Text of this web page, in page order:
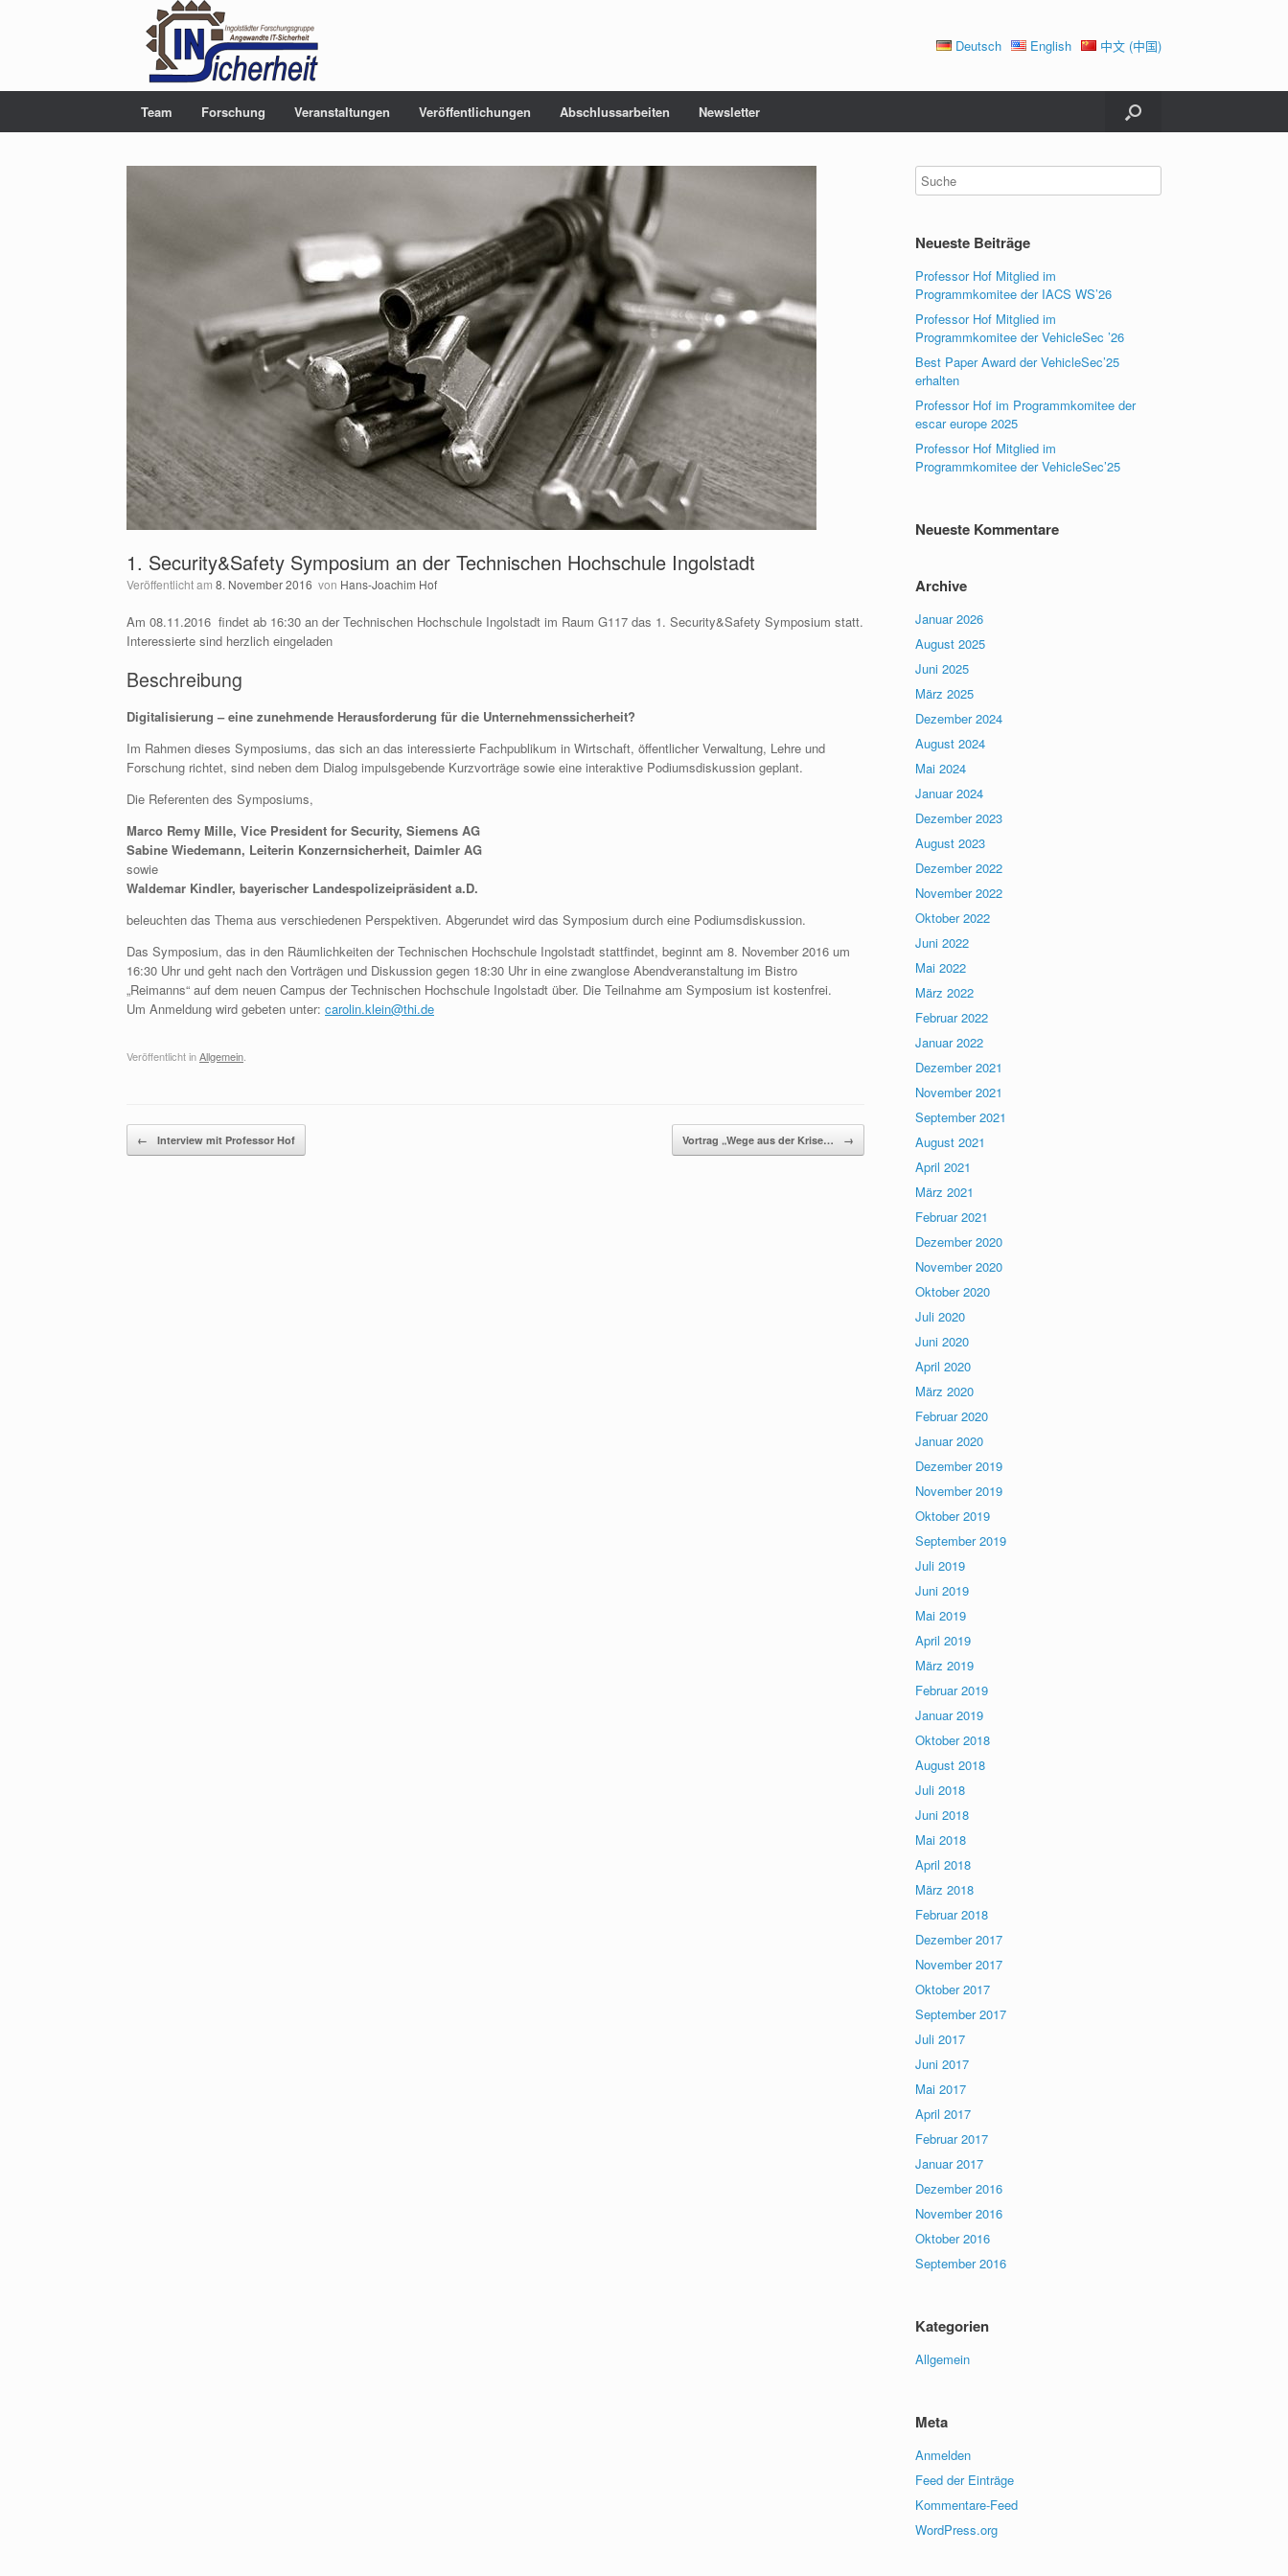
Deutsch English 中文 (中国)
Team Forschung Veranstaltungen Veröffentlichungen Abschlussarbeiten Newsletter
1. Security&Safety Symposium an der Technischen Hochschule Ingolstadt
Veröffentlicht am 8. November 2016 von Hans-Joachim Hof
Am 08.11.2016 findet ab 16:30 an der Technischen Hochschule Ingolstadt im Raum G117 das 1. Security&Safety Symposium statt.
Interessierte sind herzlich eingeladen
Beschreibung
Digitalisierung – eine zunehmende Herausforderung für die Unternehmenssicherheit?
Im Rahmen dieses Symposiums, das sich an das interessierte Fachpublikum in Wirtschaft, öffentlicher Verwaltung, Lehre und
Forschung richtet, sind neben dem Dialog impulsgebende Kurzvorträge sowie eine interaktive Podiumsdiskussion geplant.
Die Referenten des Symposiums,
Marco Remy Mille, Vice President for Security, Siemens AG
Sabine Wiedemann, Leiterin Konzernsicherheit, Daimler AG
sowie
Waldemar Kindler, bayerischer Landespolizeipräsident a.D.
beleuchten das Thema aus verschiedenen Perspektiven. Abgerundet wird das Symposium durch eine Podiumsdiskussion.
Das Symposium, das in den Räumlichkeiten der Technischen Hochschule Ingolstadt stattfindet, beginnt am 8. November 2016 um
16:30 Uhr und geht nach den Vorträgen und Diskussion gegen 18:30 Uhr in eine zwanglose Abendveranstaltung im Bistro
„Reimanns“ auf dem neuen Campus der Technischen Hochschule Ingolstadt über. Die Teilnahme am Symposium ist kostenfrei.
Um Anmeldung wird gebeten unter: carolin.klein@thi.de
Veröffentlicht inAllgemein
Beitragsnavigation
← Interview mit Professor Hof Vortrag „Wege aus der Krise… →
Neueste Beiträge
Professor Hof Mitglied im
Programmkomitee der IACS WS’26
Professor Hof Mitglied im
Programmkomitee der VehicleSec ’26
Best Paper Award der VehicleSec’25
erhalten
Professor Hof im Programmkomitee der
escar europe 2025
Professor Hof Mitglied im
Programmkomitee der VehicleSec’25
Neueste Kommentare
Archive
Januar 2026
August 2025
Juni 2025
März 2025
Dezember 2024
August 2024
Mai 2024
Januar 2024
Dezember 2023
August 2023
Dezember 2022
November 2022
Oktober 2022
Juni 2022
Mai 2022
März 2022
Februar 2022
Januar 2022
Dezember 2021
November 2021
September 2021
August 2021
April 2021
März 2021
Februar 2021
Dezember 2020
November 2020
Oktober 2020
Juli 2020
Juni 2020
April 2020
März 2020
Februar 2020
Januar 2020
Dezember 2019
November 2019
Oktober 2019
September 2019
Juli 2019
Juni 2019
Mai 2019
April 2019
März 2019
Februar 2019
Januar 2019
Oktober 2018
August 2018
Juli 2018
Juni 2018
Mai 2018
April 2018
März 2018
Februar 2018
Dezember 2017
November 2017
Oktober 2017
September 2017
Juli 2017
Juni 2017
Mai 2017
April 2017
Februar 2017
Januar 2017
Dezember 2016
November 2016
Oktober 2016
September 2016
Kategorien
Allgemein
Meta
Anmelden
Feed der Einträge
Kommentare-Feed
WordPress.org